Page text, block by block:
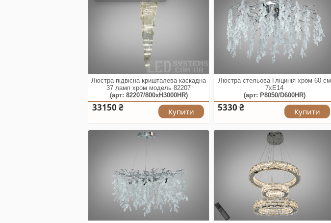
Люстра підвісна кришталева каскадна
37 ламп хром модель 82207
(арт: 82207/800xH3000HR)
33150 ₴ Купити
Люстра стельова Гліцинія хром 60 см
7xE14
(арт: P8050/D600HR)
5330 ₴ Купити